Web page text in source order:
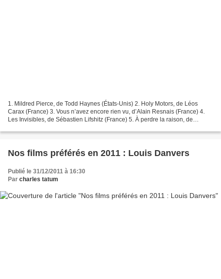
1. Mildred Pierce, de Todd Haynes (États-Unis) 2. Holy Motors, de Léos
Carax (France) 3. Vous n’avez encore rien vu, d’Alain Resnais (France) 4.
Les Invisibles, de Sébastien Lifshitz (France) 5. À perdre la raison, de
Nos films préférés en 2011 : Louis Danvers
Publié le 31/12/2011 à 16:30
Par charles tatum